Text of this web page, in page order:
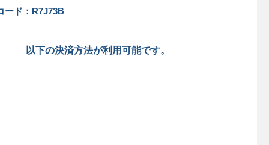
ード：R7J73B
以下の決済方法が利用可能です。